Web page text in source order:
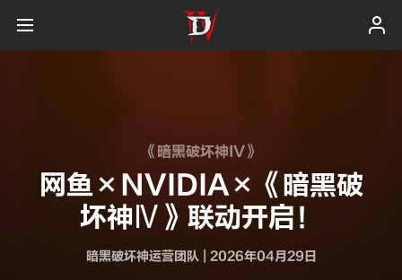
《暗黑破坏神IV》
网鱼×NVIDIA×《暗黑破
坏神Ⅳ》联动开启！
暗黑破坏神运营团队 2026年04月29日